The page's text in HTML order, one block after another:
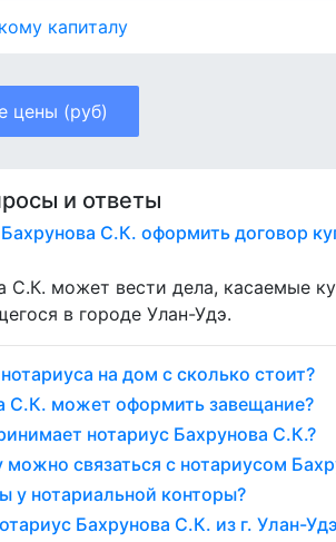
капиталу
цены (руб)
и ответы
С.К. оформить договор
С.К. может вести дела, касаемые
в городе Улан-Удэ.
на дом с сколько стоит?
С.К. может оформить завещание?
нотариус Бахрунова С.К.?
связаться с нотариусом
у нотариальной конторы?
Бахрунова С.К. из г. Улан-